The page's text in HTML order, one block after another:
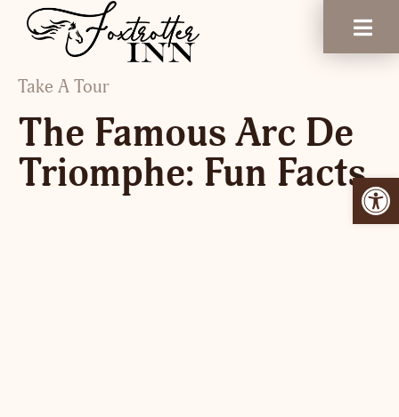
Take A Tour
The Famous Arc De
Triomphe: Fun Facts